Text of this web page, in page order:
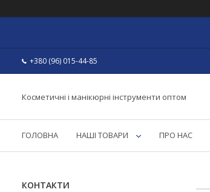
+380 (96) 015-44-85
Косметичні і манікюрні інструменти оптом
ГОЛОВНА НАШІ ТОВАРИ ПРО НАС
КОНТАКТИ